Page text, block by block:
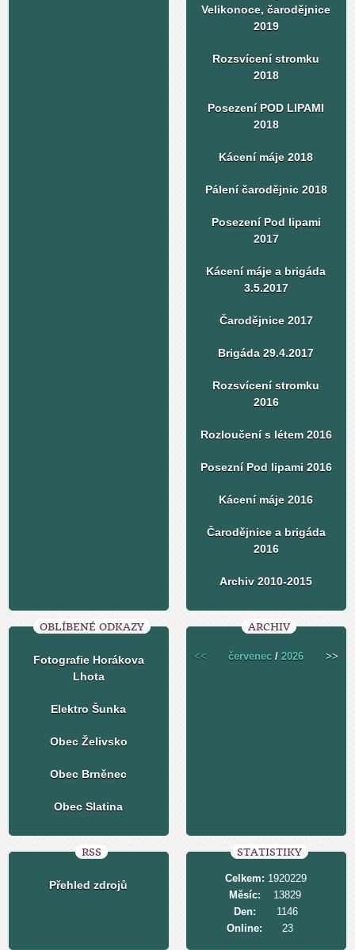
Velikonoce, čarodějnice
2019
Rozsvícení stromku
2018
Posezení POD LIPAMI
2018
Kácení máje 2018
Pálení čarodějnic 2018
Posezení Pod lipami
2017
Kácení máje a brigáda
3.5.2017
Čarodějnice 2017
Brigáda 29.4.2017
Rozsvícení stromku
2016
Rozloučení s létem 2016
Posezní Pod lipami 2016
Kácení máje 2016
Čarodějnice a brigáda
2016
Archiv 2010-2015
OBLÍBENÉ ODKAZY
Fotografie Horákova
Lhota
Elektro Šunka
Obec Želivsko
Obec Brněnec
Obec Slatina
ARCHIV
<< červenec /2026 >>
RSS
Přehled zdrojů
STATISTIKY
Online: 23
Celkem: 1920229
Měsíc:
13829
Den:
1146